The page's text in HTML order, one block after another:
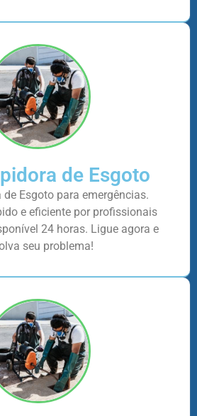
de Esgoto
de Esgoto para emergências.
e eficiente por profissionais
24 horas. Ligue agora e
seu problema!